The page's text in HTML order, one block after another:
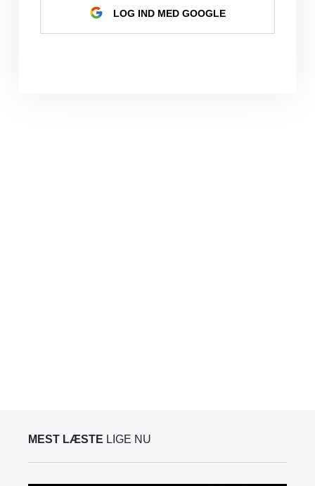
LOG IND MED GOOGLE
MEST LÆSTE LIGE NU